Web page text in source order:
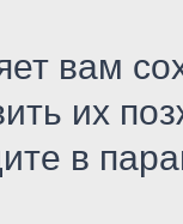
вам
их
в